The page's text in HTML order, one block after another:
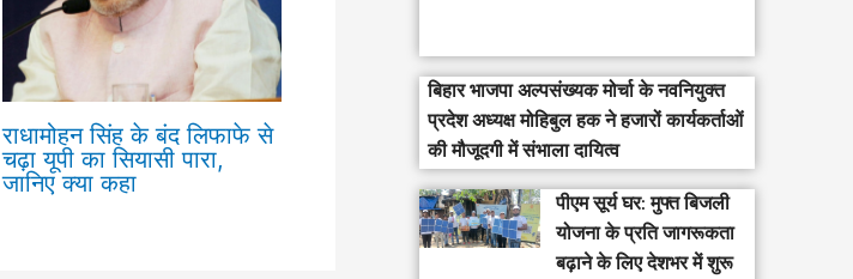
राधामोहन सिंह के बंद लिफाफे से
चढ़ा यूपी का सियासी पारा,
जानिए क्या कहा
बिहार भाजपा अल्पसंख्यक मोर्चा के नवनियुक्त
प्रदेश अध्यक्ष मोहिबुल हक ने हजारों कार्यकर्ताओं
की मौजूदगी में संभाला दायित्व
पीएम सूर्य घर: मुफ्त बिजली
योजना के प्रति जागरूकता
बढ़ाने के लिए देशभर में शुरू